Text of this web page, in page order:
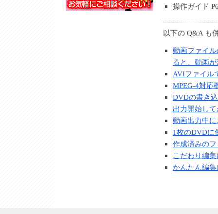
操作ガイド
以下の Q&A も
動画ファイ
ると、動画
AVIファイル
MPEG-4対応
DVDの書き
出力開始し
動画出力中
1枚のDVDに
作成済みの
こだわり編
かんたん編